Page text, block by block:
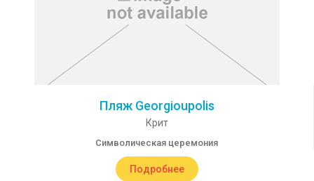
Пляж Georgioupolis
Крит
Символическая церемония
Подробнее